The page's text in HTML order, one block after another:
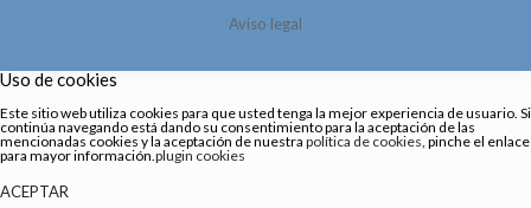
Aviso legal
Uso de cookies
Este sitio web utiliza cookies para que usted tenga la mejor experiencia de usuario. Si
continúa navegando está dando su consentimiento para la aceptación de las
mencionadas cookies y la aceptación de nuestra política de cookies, pinche el enlace
para mayor información.plugin cookies
ACEPTAR